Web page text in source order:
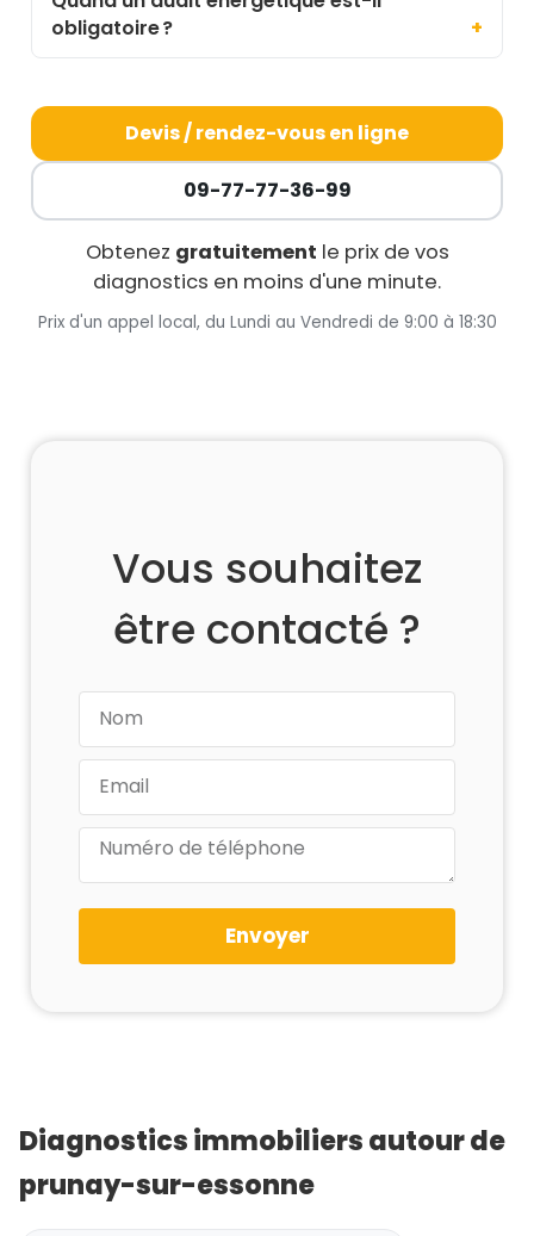
obligatoire ?
Devis / rendez-vous en ligne
09-77-77-36-99
Obtenez gratuitement le prix de vos
diagnostics en moins d'une minute.
Prix d'un appel local, du Lundi au Vendredi de 9:00 à 18:30
Vous souhaitez
être contacté ?
Envoyer
Diagnostics immobiliers autour de
prunay-sur-essonne